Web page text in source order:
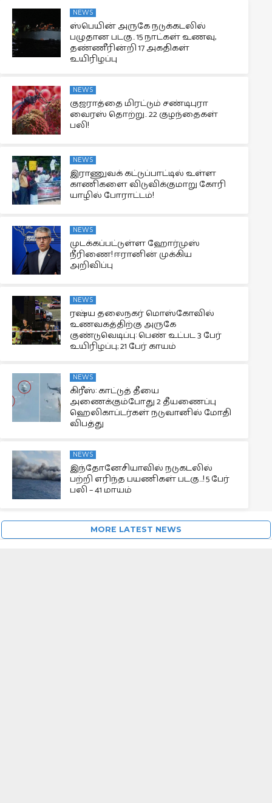
NEWS
ஸ்பெயின் அருகே நடுக்கடலில்
பழுதான படகு.. 15 நாட்கள் உணவு,
தண்ணீரின்றி 17 அகதிகள்
உயிரிழப்பு
NEWS
குஜராத்தை மிரட்டும் சண்டிபுரா
வைரஸ் தொற்று.. 22 குழந்தைகள்
பலி!
NEWS
இராணுவக் கட்டுப்பாட்டில் உள்ள
காணிகளை விடுவிக்குமாறு கோரி
யாழில் போராட்டம்!
NEWS
முடக்கப்பட்டுள்ள ஹோர்முஸ்
நீரிணை! ஈரானின் முக்கிய
அறிவிப்பு
NEWS
ரஷ்ய தலைநகர் மொஸ்கோவில்
உணவகத்திற்கு அருகே
குண்டுவெடிப்பு: பெண் உட்பட 3 பேர்
உயிரிழப்பு; 21 பேர் காயம்
NEWS
கிரீஸ்: காட்டுத் தீயை
அணைக்கும்போது 2 தீயணைப்பு
ஹெலிகாப்டர்கள் நடுவானில் மோதி
விபத்து
NEWS
இந்தோனேசியாவில் நடுகடலில்
பற்றி எரிந்த பயணிகள் படகு…! 5 பேர்
பலி – 41 மாயம்
MORE LATEST NEWS